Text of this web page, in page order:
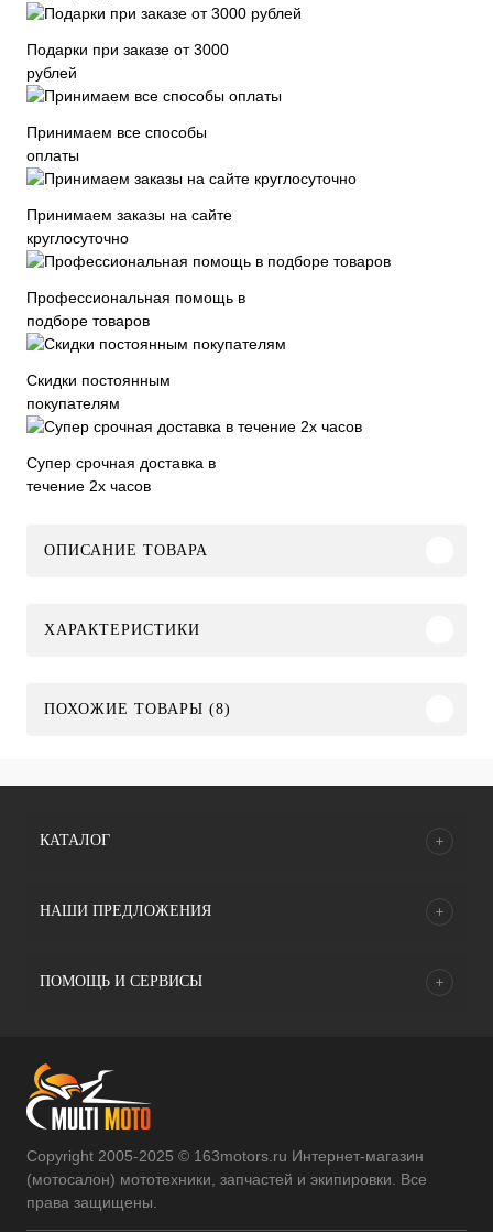
Подарки при заказе от 3000
рублей
Принимаем все способы
оплаты
Принимаем заказы на сайте
круглосуточно
Профессиональная помощь в
подборе товаров
Скидки постоянным
покупателям
Супер срочная доставка в
течение 2х часов
ОПИСАНИЕ ТОВАРА
ХАРАКТЕРИСТИКИ
ПОХОЖИЕ ТОВАРЫ (8)
КАТАЛОГ
НАШИ ПРЕДЛОЖЕНИЯ
ПОМОЩЬ И СЕРВИСЫ
Copyright 2005-2025 © 163motors.ru Интернет-магазин
(мотосалон) мототехники, запчастей и экипировки. Все
права защищены.